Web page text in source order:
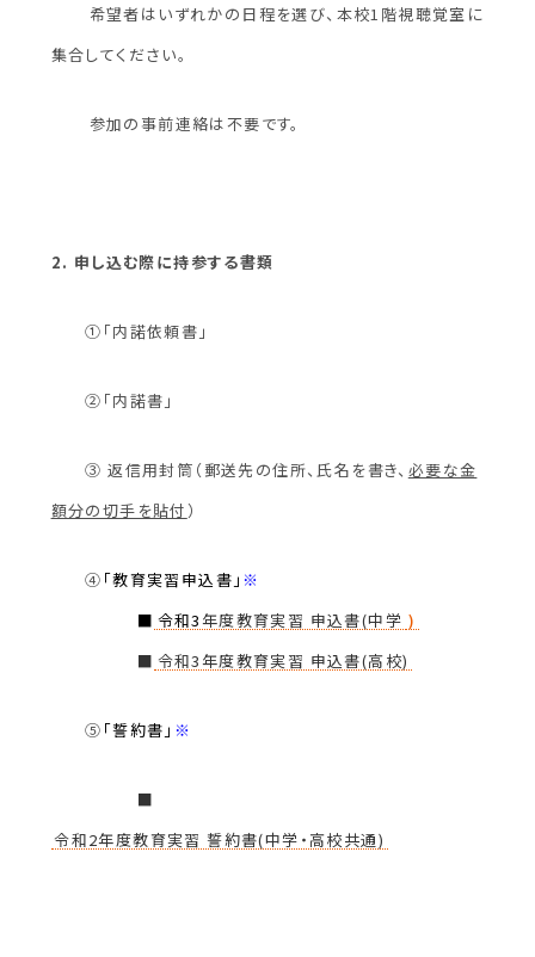
希望者はいずれかの日程を選び、本校1階視聴覚室に
集合してください。
参加の事前連絡は不要です。
2. 申し込む際に持参する書類
①「内諾依頼書」
②「内諾書」
③ 返信用封筒（郵送先の住所、氏名を書き、 必要な金
額分の切手を貼付）
④ 「教育実習申込書」 ※
■ 令和3年度教育実習 申込書(中学 )
■ 令和3年度教育実習 申込書(高校)
⑤ 「誓約書」 ※
■
令和2年度教育実習 誓約書(中学・高校共通)